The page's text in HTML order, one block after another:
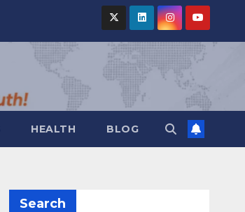
HEALTH BLOG
Search